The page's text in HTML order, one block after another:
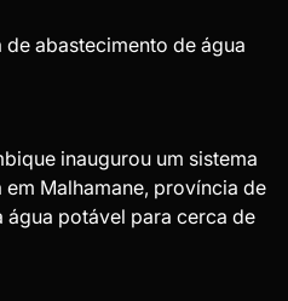
de abastecimento de água
inaugurou um sistema
Malhamane, província de
água potável para cerca de